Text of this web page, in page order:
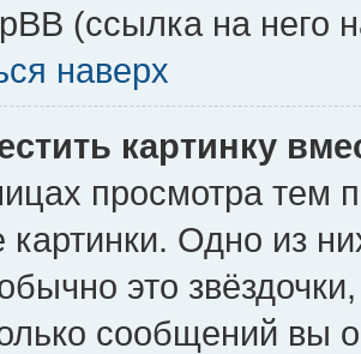
(ссылка на него
наверх
картинку
просмотра тем
картинки. Одно из
это
сообщений вы